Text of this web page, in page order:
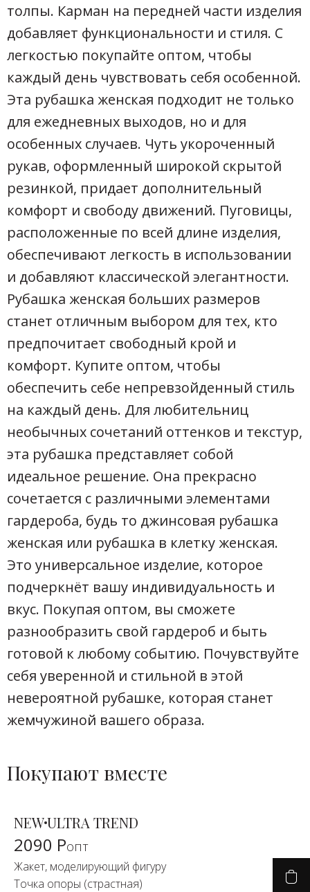
толпы. Карман на передней части изделия
добавляет функциональности и стиля. С
легкостью покупайте оптом, чтобы
каждый день чувствовать себя особенной.
Эта рубашка женская подходит не только
для ежедневных выходов, но и для
особенных случаев. Чуть укороченный
рукав, оформленный широкой скрытой
резинкой, придает дополнительный
комфорт и свободу движений. Пуговицы,
расположенные по всей длине изделия,
обеспечивают легкость в использовании
и добавляют классической элегантности.
Рубашка женская больших размеров
станет отличным выбором для тех, кто
предпочитает свободный крой и
комфорт. Купите оптом, чтобы
обеспечить себе непревзойденный стиль
на каждый день. Для любительниц
необычных сочетаний оттенков и текстур,
эта рубашка представляет собой
идеальное решение. Она прекрасно
сочетается с различными элементами
гардероба, будь то джинсовая рубашка
женская или рубашка в клетку женская.
Это универсальное изделие, которое
подчеркнёт вашу индивидуальность и
вкус. Покупая оптом, вы сможете
разнообразить свой гардероб и быть
готовой к любому событию. Почувствуйте
себя уверенной и стильной в этой
невероятной рубашке, которая станет
жемчужиной вашего образа.
Покупают вместе
NEWULTRA TREND
2090 Ропт
Жакет, моделирующий фигуру
Точка опоры (страстная)